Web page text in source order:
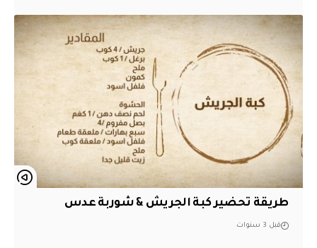
طريقة تحضير كبة الجريش & شوربة عدس
قبل 3 سنوات